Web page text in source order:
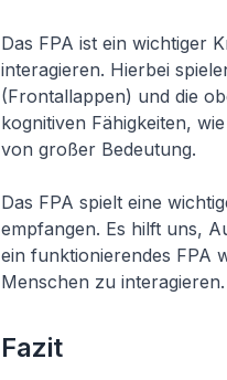
Das FPA ist ein wichtiger
interagieren. Hierbei
(Frontallappen) und die
kognitiven Fähigkeiten,
von großer Bedeutung.
Das FPA spielt eine
empfangen. Es hilft uns,
ein funktionierendes FPA
Menschen zu interagieren.
Fazit